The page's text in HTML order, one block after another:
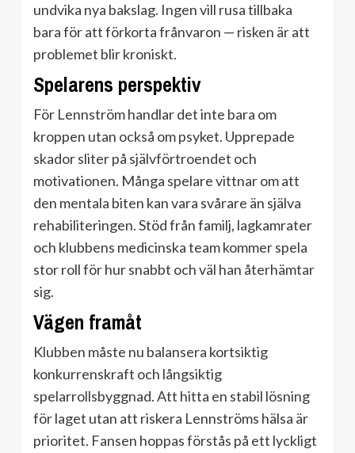
undvika nya bakslag. Ingen vill rusa tillbaka
bara för att förkorta frånvaron — risken är att
problemet blir kroniskt.
Spelarens perspektiv
För Lennström handlar det inte bara om
kroppen utan också om psyket. Upprepade
skador sliter på självförtroendet och
motivationen. Många spelare vittnar om att
den mentala biten kan vara svårare än själva
rehabiliteringen. Stöd från familj, lagkamrater
och klubbens medicinska team kommer spela
stor roll för hur snabbt och väl han återhämtar
sig.
Vägen framåt
Klubben måste nu balansera kortsiktig
konkurrenskraft och långsiktig
spelarrollsbyggnad. Att hitta en stabil lösning
för laget utan att riskera Lennströms hälsa är
prioritet. Fansen hoppas förstås på ett lyckligt